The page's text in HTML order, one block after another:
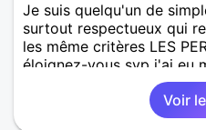
Je suis quelqu'un de
surtout respectueux qui
les même critères LES
éloignez-vous svp j'ai eu
venir me découvrir
personne pas trop loin
avoir Les relations à
Voir